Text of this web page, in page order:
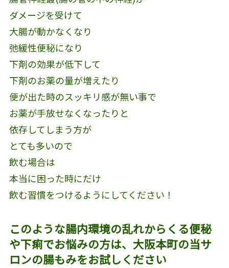
ダメージを受けて
大腸が動かなくなり
弛緩性便秘になり
下剤の効果が低下して
下剤のお薬の量が増えたり
便が出た時のスッキリ感が無い事で
お薬が手放せなくなったりと
依存してしまう方が
とても多いので
飲む場合は
本当に困った時にだけ
飲む習慣をつけるようにしてください！
このような腸内環境の乱れからくる便秘
や下痢でお悩みの方は、大阪本町の当サ
ロンの腸もみをお試しください